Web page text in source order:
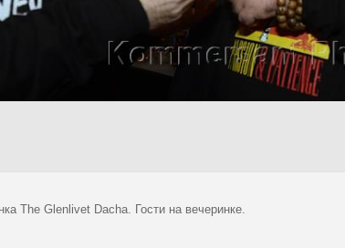
The Glenlivet Dacha. Гости на вечеринке.